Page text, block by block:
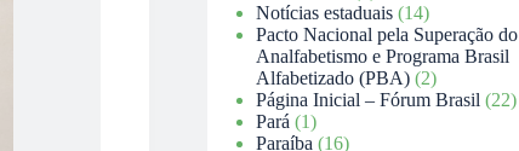
Notícias estaduais (14)
Pacto Nacional pela Superação do
Analfabetismo e Programa Brasil
Alfabetizado (PBA) (2)
Página Inicial – Fórum Brasil (22)
Pará (1)
Paraíba (16)